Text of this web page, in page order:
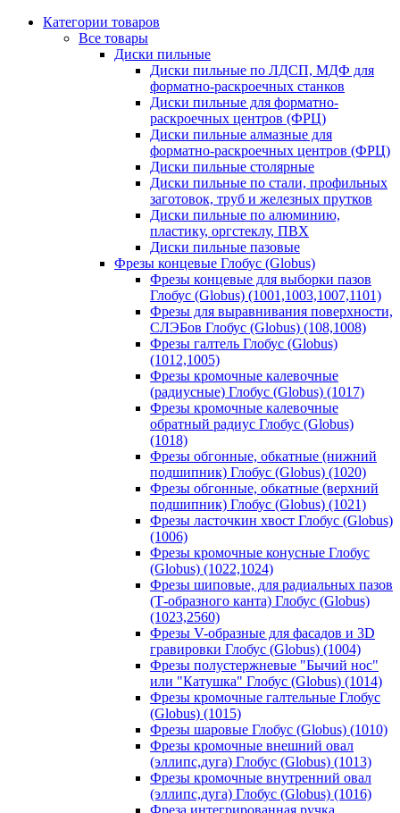
Категории товаров
Все товары
Диски пильные
Диски пильные по ЛДСП, МДФ для
форматно-раскроечных станков
Диски пильные для форматно-
раскроечных центров (ФРЦ)
Диски пильные алмазные для
форматно-раскроечных центров (ФРЦ)
Диски пильные столярные
Диски пильные по стали, профильных
заготовок, труб и железных прутков
Диски пильные по алюминию,
пластику, оргстеклу, ПВХ
Диски пильные пазовые
Фрезы концевые Глобус (Globus)
Фрезы концевые для выборки пазов
Глобус (Globus) (1001,1003,1007,1101)
Фрезы для выравнивания поверхности,
СЛЭБов Глобус (Globus) (108,1008)
Фрезы галтель Глобус (Globus)
(1012,1005)
Фрезы кромочные калевочные
(радиусные) Глобус (Globus) (1017)
Фрезы кромочные калевочные
обратный радиус Глобус (Globus)
(1018)
Фрезы обгонные, обкатные (нижний
подшипник) Глобус (Globus) (1020)
Фрезы обгонные, обкатные (верхний
подшипник) Глобус (Globus) (1021)
Фрезы ласточкин хвост Глобус (Globus)
(1006)
Фрезы кромочные конусные Глобус
(Globus) (1022,1024)
Фрезы шиповые, для радиальных пазов
(Т-образного канта) Глобус (Globus)
(1023,2560)
Фрезы V-образные для фасадов и 3D
гравировки Глобус (Globus) (1004)
Фрезы полустержневые "Бычий нос"
или "Катушка" Глобус (Globus) (1014)
Фрезы кромочные галтельные Глобус
(Globus) (1015)
Фрезы шаровые Глобус (Globus) (1010)
Фрезы кромочные внешний овал
(эллипс,дуга) Глобус (Globus) (1013)
Фрезы кромочные внутренний овал
(эллипс,дуга) Глобус (Globus) (1016)
Фреза интегрированная ручка